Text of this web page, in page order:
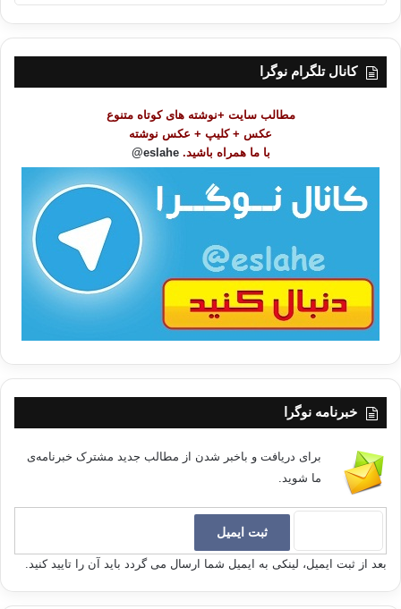
ه
ر
کانال تلگرام نوگرا
مطالب سایت +نوشته های کوتاه متنوع
عکس + کلیپ + عکس نوشته
با ما همراه باشید. eslahe@
خبرنامه نوگرا
برای دریافت و باخبر شدن از مطالب جدید مشترک خبرنامه‌ی
ما شوید.
بعد از ثبت ایمیل، لینکی به ایمیل شما ارسال می گردد باید آن را تایید کنید.